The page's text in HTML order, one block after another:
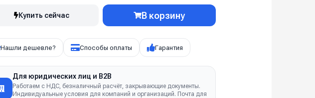
Купить сейчас В корзину
Нашли дешевле? Способы оплаты Гарантия
Для юридических лиц и B2B
Работаем с НДС, безналичный расчёт, закрывающие документы.
Индивидуальные условия для компаний и организаций. Почта для